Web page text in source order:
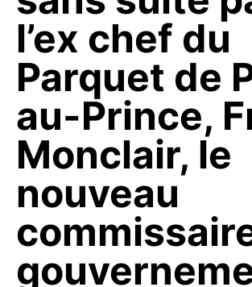
l’ex chef du
Parquet de
au-Prince,
Monclair, le
nouveau